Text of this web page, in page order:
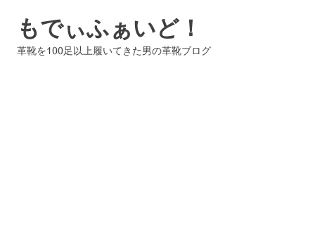
もでぃふぁいど！
革靴を100足以上履いてきた男の革靴ブログ